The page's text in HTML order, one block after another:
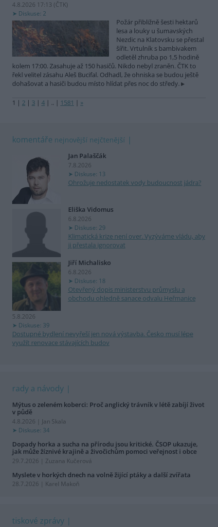
4.8.2026 17:13 (ČTK)
Diskuse: 2
Požár přibližně šesti hektarů
lesa a louky u šumavských
Nezdic na Klatovsku se přestal
šířit. Vrtulník s bambivakem
odletěl zhruba po 1,5 hodině
kolem 17:00. Zasahuje až 150 hasičů. Nikdo nebyl zraněn. ČTK to
řekl velitel zásahu Aleš Bucifal. Odhadl, že ohniska se budou ještě
dohašovat a hasiči budou místo hlídat přes noc do středy.
1 | 2 | 3 | 4 | .. | 1581 | »
komentáře nejnovější nejčtenější
Jan Palaščák
7.8.2026
Diskuse: 13
Ohrožuje nedostatek vody budoucnost jádra?
Eliška Vidomus
6.8.2026
Diskuse: 29
Klimatická krize není over. Vyzýváme vládu, aby
ji přestala ignorovat
Jiří Michalisko
6.8.2026
Diskuse: 18
Otevřený dopis ministerstvu průmyslu a
obchodu ohledně sanace odvalu Heřmanice
5.8.2026
Diskuse: 39
Dostupné bydlení nevyřeší jen nová výstavba. Česko musí lépe
využít renovace stávajících budov
rady a návody
Mýtus o zeleném koberci: Proč anglický trávník v létě zabíjí život
v půdě
4.8.2026 | Jan Skala
Diskuse: 34
Dopady horka a sucha na přírodu jsou kritické. ČSOP ukazuje,
jak může žíznivé krajině a živočichům pomoci veřejnost i obce
29.7.2026 | Zuzana Kučerová
Myslete v horkých dnech na volně žijící ptáky a další zvířata
28.7.2026 | Karel Makoň
tiskové zprávy